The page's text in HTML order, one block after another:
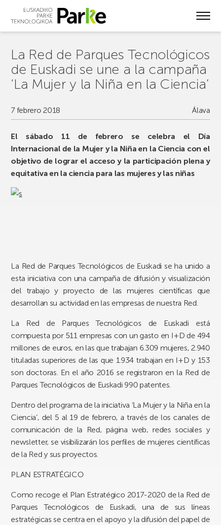
La Red de Parques Tecnológicos
de Euskadi se une a la campaña
‘La Mujer y la Niña en la Ciencia’
7 febrero 2018 Álava
El sábado 11 de febrero se celebra el Día
Internacional de la Mujer y la Niña en la Ciencia con el
objetivo de lograr el acceso y la participación plena y
equitativa en la ciencia para las mujeres y las niñas
La Red de Parques Tecnológicos de Euskadi se ha unido a
esta iniciativa con una campaña de difusión y visualización
del trabajo y proyecto de las mujeres científicas que
desarrollan su actividad en las empresas de nuestra Red.
La Red de Parques Tecnológicos de Euskadi está
compuesta por 511 empresas con un gasto en I+D de 494
millones de euros, en las que trabajan 6.309 mujeres, 2.940
tituladas superiores de las que 1.934 trabajan en I+D y 153
son doctoras. En el año 2016 se registraron en la Red de
Parques Tecnológicos de Euskadi 990 patentes.
Dentro del programa de la iniciativa ‘La Mujer y la Niña en la
Ciencia’, del 5 al 19 de febrero, a través de los canales de
comunicación de la Red, página web, redes sociales y
newsletter, se visibilizarán los perfiles de mujeres científicas
de la Red y sus proyectos.
PLAN ESTRATÉGICO
Como recoge el Plan Estratégico 2017-2020 de la Red de
Parques Tecnológicos de Euskadi, una de sus líneas
estratégicas se centra en el apoyo y la difusión del papel de